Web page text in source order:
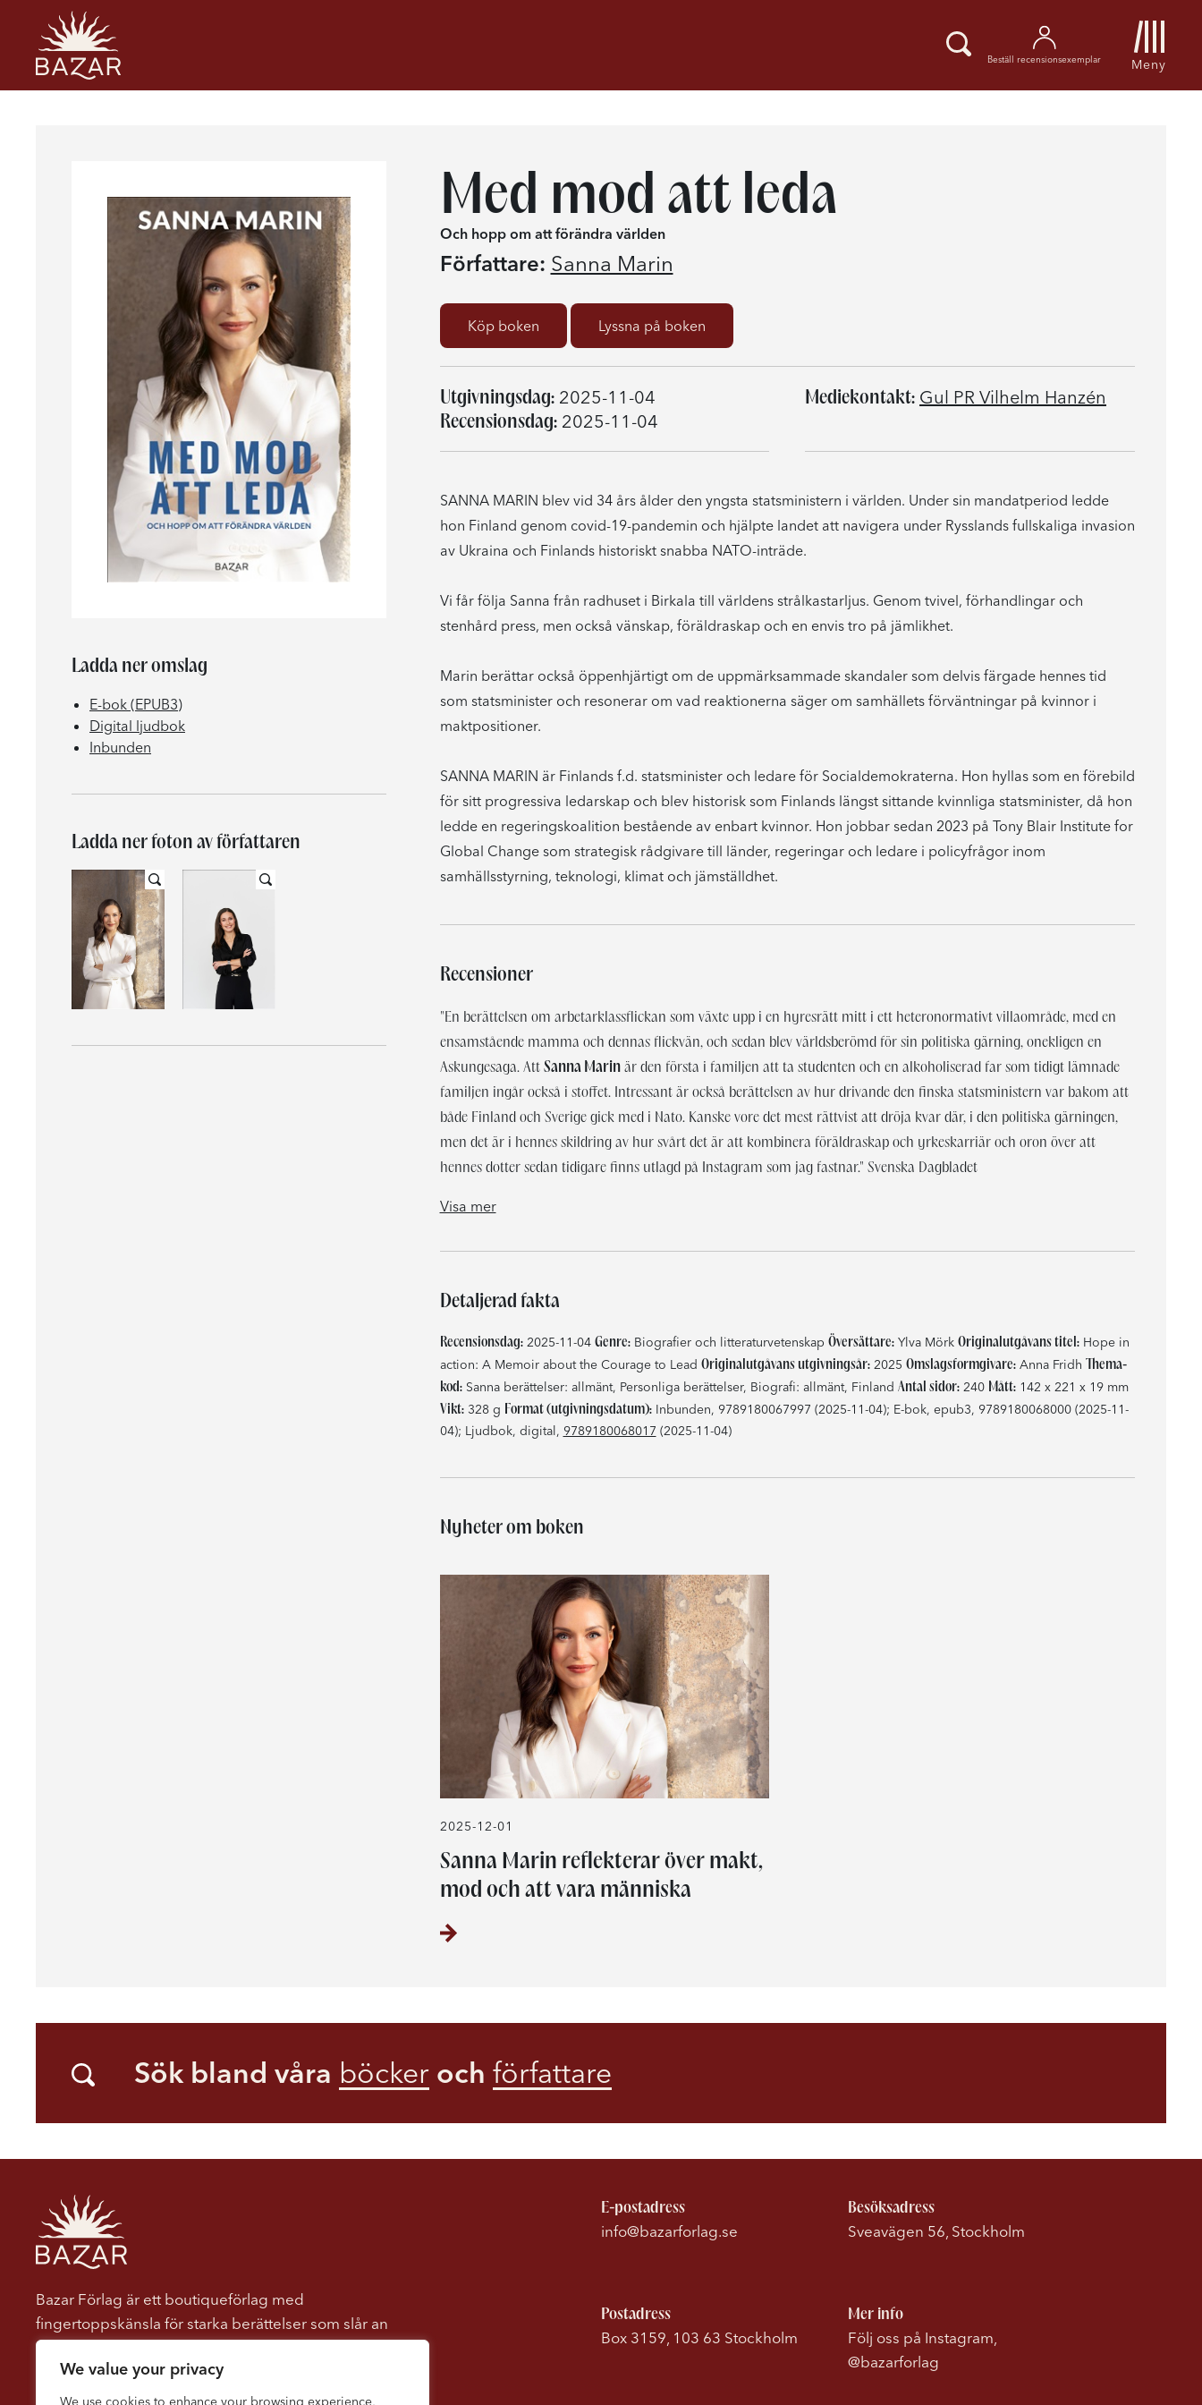
We value your privacy
We use cookies to enhance your browsing experience,
Beställ recensionsexemplar Meny
Ladda ner omslag
E-bok (EPUB3)
Digital ljudbok
Inbunden
Ladda ner foton av författaren
Med mod att leda
Och hopp om att förändra världen
Författare: Sanna Marin
Köp boken Lyssna på boken
Utgivningsdag:2025-11-04
Recensionsdag:2025-11-04
Mediekontakt: Gul PR Vilhelm Hanzén
SANNA MARIN blev vid 34 års ålder den yngsta statsministern i världen. Under sin mandatperiod ledde
hon Finland genom covid-19-pandemin och hjälpte landet att navigera under Rysslands fullskaliga invasion
av Ukraina och Finlands historiskt snabba NATO-inträde.
Vi får följa Sanna från radhuset i Birkala till världens strålkastarljus. Genom tvivel, förhandlingar och
stenhård press, men också vänskap, föräldraskap och en envis tro på jämlikhet.
Marin berättar också öppenhjärtigt om de uppmärksammade skandaler som delvis färgade hennes tid
som statsminister och resonerar om vad reaktionerna säger om samhällets förväntningar på kvinnor i
maktpositioner.
SANNA MARIN är Finlands f.d. statsminister och ledare för Socialdemokraterna. Hon hyllas som en förebild
för sitt progressiva ledarskap och blev historisk som Finlands längst sittande kvinnliga statsminister, då hon
ledde en regeringskoalition bestående av enbart kvinnor. Hon jobbar sedan 2023 på Tony Blair Institute for
Global Change som strategisk rådgivare till länder, regeringar och ledare i policyfrågor inom
samhällsstyrning, teknologi, klimat och jämställdhet.
Recensioner
"En berättelsen om arbetarklassflickan som växte upp i en hyresrätt mitt i ett heteronormativt villaområde, med en
ensamstående mamma och dennas flickvän, och sedan blev världsberömd för sin politiska gärning, onekligen en
Askungesaga. AttSanna Marinär den första i familjen att ta studenten och en alkoholiserad far som tidigt lämnade
familjen ingår också i stoffet. Intressant är också berättelsen av hur drivande den finska statsministern var bakom att
både Finland och Sverige gick med i Nato. Kanske vore det mest rättvist att dröja kvar där, i den politiska gärningen,
men det är i hennes skildring av hur svårt det är att kombinera föräldraskap och yrkeskarriär och oron över att
hennes dotter sedan tidigare finns utlagd på Instagram som jag fastnar." Svenska Dagbladet
Visa mer
Detaljerad fakta
Recensionsdag:2025-11-04 Genre:Biografier och litteraturvetenskap Översättare:Ylva Mörk Originalutgåvans titel:Hope in
action: A Memoir about the Courage to Lead Originalutgåvans utgivningsår:2025 Omslagsformgivare:Anna Fridh Thema-
kod:Sanna berättelser: allmänt, Personliga berättelser, Biografi: allmänt, Finland Antal sidor:240 Mått:142 x 221 x 19 mm
Vikt:328 g Format (utgivningsdatum):Inbunden, 9789180067997 (2025-11-04); E-bok, epub3, 9789180068000 (2025-11-
04); Ljudbok, digital, 9789180068017 (2025-11-04)
Nyheter om boken
2025-12-01
Sanna Marin reflekterar över makt,
mod och att vara människa
Sök bland våra böcker och författare
Bazar Förlag är ett boutiqueförlag med
fingertoppskänsla för starka berättelser som slår an
hos läsaren. Vi ger ut böcker som berör, engagerar
och dröjer sig kvar. Vi tror på kraften i berättelser
som både underhåller och utmanar, som öppnar
E-postadress
info@bazarforlag.se
Besöksadress
Sveavägen 56, Stockholm
Postadress
Box 3159, 103 63 Stockholm
Mer info
Följ oss på Instagram,
@bazarforlag